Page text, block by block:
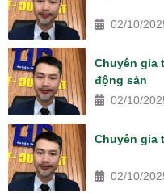
02/10/
Chuyên gia
động sản
02/10/
Chuyên gia
02/10/